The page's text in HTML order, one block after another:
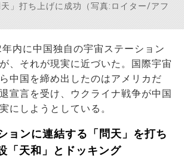
」打ち上げに成功（写真:ロイター/アフ
内に中国独自の宇宙ステーション
、それが現実に近づいた。国際宇宙
中国を締め出したのはアメリカだ
宣言を受け、ウクライナ戦争が中国
にしようとしている。
ョンに連結する「問天」を打ち
「天和」とドッキング